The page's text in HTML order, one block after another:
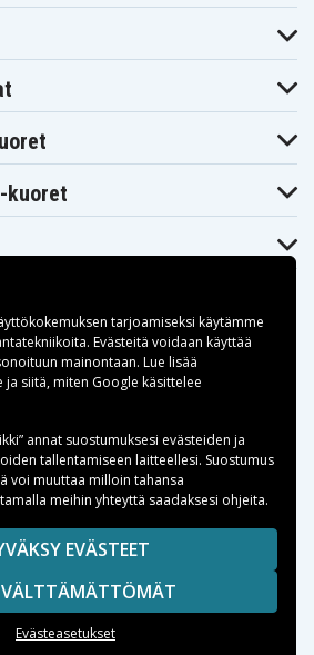
kuoret
© 2026, Spares Nordic AB
OVAT OMISTAJIENSA
OMAISUUTTA.
tarjoamiseksi käytämme
Evästeitä voidaan käyttää
mainontaan. Lue lisää
ja siitä, miten Google käsittelee
annat suostumuksesi evästeiden ja
tallentamiseen laitteellesi. Suostumus
voi muuttaa milloin tahansa
meihin yhteyttä saadaksesi ohjeita.
EVÄSTEET
Evästeasetukset